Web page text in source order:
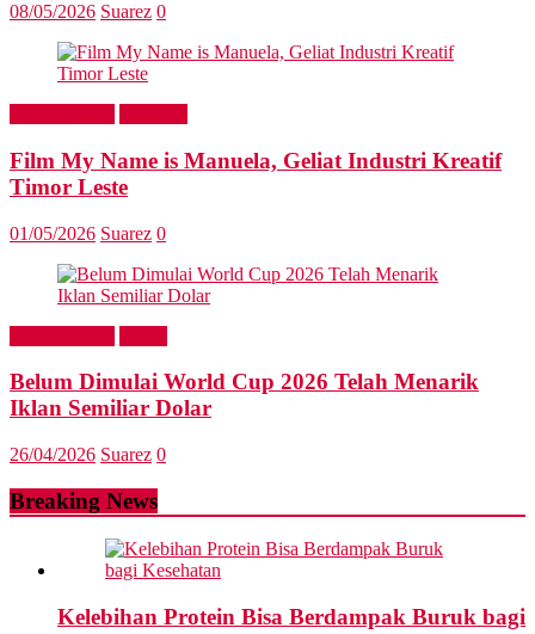
08/05/2026 Suarez 0
Film My Name is Manuela, Geliat Industri Kreatif
Timor Leste
01/05/2026 Suarez 0
Belum Dimulai World Cup 2026 Telah Menarik
Iklan Semiliar Dolar
26/04/2026 Suarez 0
Breaking News
Kelebihan Protein Bisa Berdampak Buruk bagi